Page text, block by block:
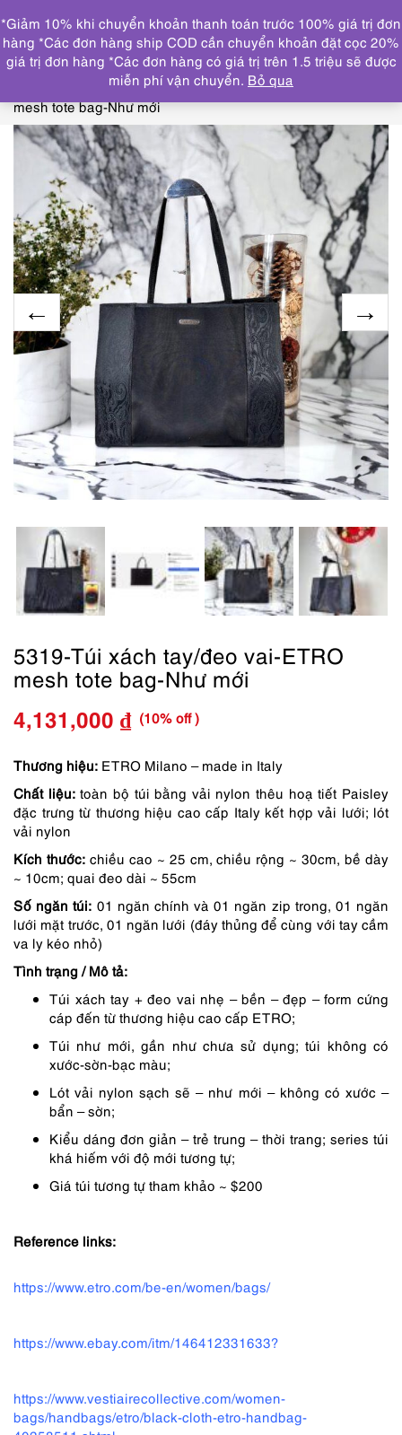
DANH MỤC
Trang chủ TÚI XÁCH
COACH, FURLA, YSL, ETRO,
SAMATHA THAVASA
5319-Túi xách tay/đeo vai-ETRO
mesh tote bag-Như mới
5319-Túi xách tay/đeo vai-ETRO
mesh tote bag-Như mới
Giá
gốc
là:
4,590,000 ₫.
4,131,000 ₫
Giá
hiện
tại
là:
4,131,000 ₫.
(10% off )
Thương hiệu: ETRO Milano – made in Italy
Chất liệu:toàn bộ túi bằng vải nylon thêu hoạ tiết Paisley
đặc trưng từ thương hiệu cao cấp Italy kết hợp vải lưới; lót
vải nylon
Kích thước: chiều cao ~ 25 cm, chiều rộng ~ 30cm, bề dày
~ 10cm; quai đeo dài ~ 55cm
Số ngăn túi: 01 ngăn chính và 01 ngăn zip trong, 01 ngăn
lưới mặt trước, 01 ngăn lưới (đáy thủng để cùng với tay cầm
va ly kéo nhỏ)
Tình trạng / Mô tả:
Túi xách tay + đeo vai nhẹ – bền – đẹp – form cứng
cáp đến từ thương hiệu cao cấp ETRO;
Túi như mới, gần như chưa sử dụng; túi không có
xước-sờn-bạc màu;
Lót vải nylon sạch sẽ – như mới – không có xước –
bẩn – sờn;
Kiểu dáng đơn giản – trẻ trung – thời trang; series túi
khá hiếm với độ mới tương tự;
Giá túi tương tự tham khảo ~ $200
Reference links:
https://www.etro.com/be-en/women/bags/
https://www.ebay.com/itm/146412331633?
https://www.vestiairecollective.com/women-
bags/handbags/etro/black-cloth-etro-handbag-
*Giảm 10% khi chuyển khoản thanh toán trước 100% giá trị đơn
hàng *Các đơn hàng ship COD cần chuyển khoản đặt cọc 20%
giá trị đơn hàng *Các đơn hàng có giá trị trên 1.5 triệu sẽ được
miễn phí vận chuyển. Bỏ qua